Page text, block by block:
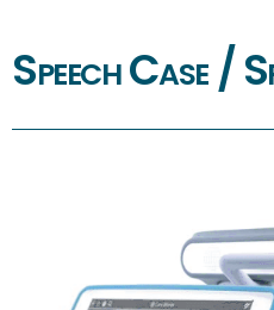
Speech Case /